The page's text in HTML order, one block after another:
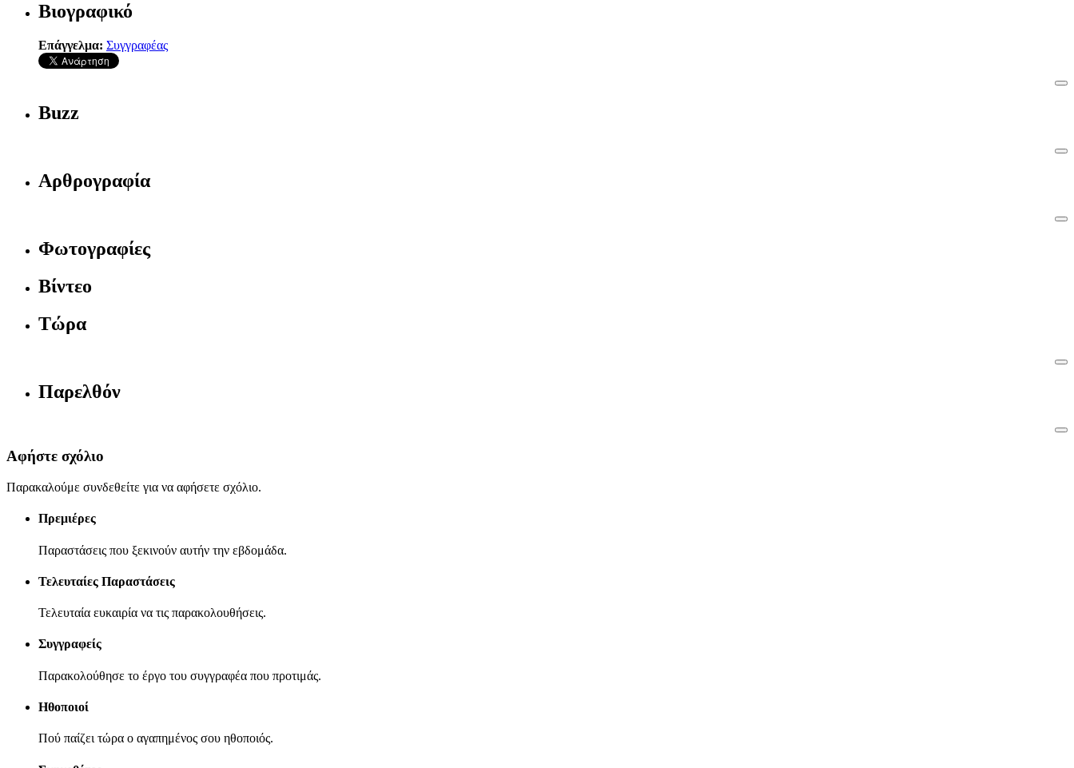
Βιογραφικό
Επάγγελμα: Συγγραφέας
Buzz
Αρθρογραφία
Φωτογραφίες
Βίντεο
Τώρα
Παρελθόν
Αφήστε σχόλιο
Παρακαλούμε συνδεθείτε για να αφήσετε σχόλιο.
Πρεμιέρες
Παραστάσεις που ξεκινούν αυτήν την εβδομάδα.
Τελευταίες Παραστάσεις
Τελευταία ευκαιρία να τις παρακολουθήσεις.
Συγγραφείς
Παρακολούθησε το έργο του συγγραφέα που προτιμάς.
Ηθοποιοί
Πού παίζει τώρα ο αγαπημένος σου ηθοποιός.